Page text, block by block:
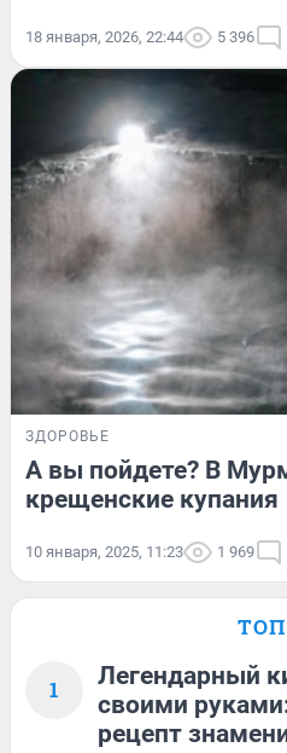
18 января, 2026, 22:44 5 396
ЗДОРОВЬЕ
А вы пойдете? В
крещенские купания
10 января, 2025, 11:23 1 969
ТОП
1
Легендарный
своими
рецепт